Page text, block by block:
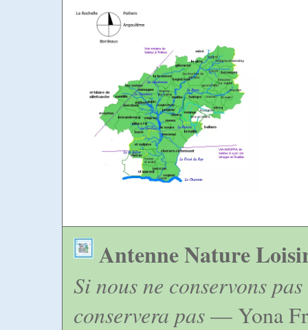
Antenne Nature
Si nous ne conservons
conservera pas— Yona